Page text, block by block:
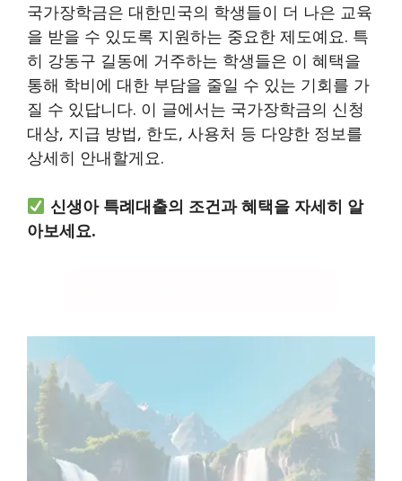
국가장학금은 대한민국의 학생들이 더 나은 교육
을 받을 수 있도록 지원하는 중요한 제도예요. 특
히 강동구 길동에 거주하는 학생들은 이 혜택을
통해 학비에 대한 부담을 줄일 수 있는 기회를 가
질 수 있답니다. 이 글에서는 국가장학금의 신청
대상, 지급 방법, 한도, 사용처 등 다양한 정보를
상세히 안내할게요.
신생아 특례대출의 조건과 혜택을 자세히 알
아보세요.